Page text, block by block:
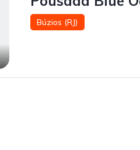
Búzios (RJ)